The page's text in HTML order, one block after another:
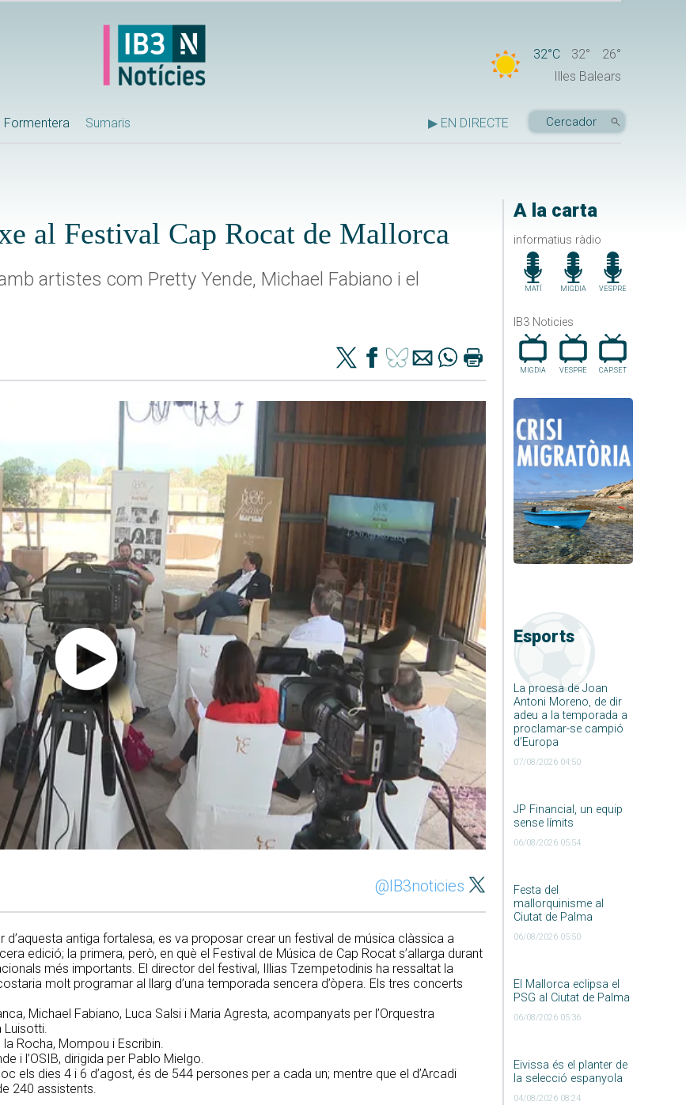
32°C 32°
26°
Illes Balears
Formentera Sumaris ▶ EN DIRECTE
A la carta
informatius ràdio
MATÍ MIGDIA VESPRE
IB3 Noticies
MIGDIA VESPRE CAP.SET
Esports
La proesa de Joan
Antoni Moreno, de dir
adeu a la temporada a
proclamar-se campió
d’Europa
07/08/2026 04:50
JP Financial, un equip
sense límits
06/08/2026 05:54
Festa del
mallorquinisme al
Ciutat de Palma
06/08/2026 05:50
El Mallorca eclipsa el
PSG al Ciutat de Palma
06/08/2026 05:36
Eivissa és el planter de
la selecció espanyola
04/08/2026 08:24
al Festival Cap Rocat de Mallorca
artistes com Pretty Yende, Michael Fabiano i el
@IB3noticies
d’aquesta antiga fortalesa, es va proposar crear un festival de música clàssica a
edició; la primera, però, en què el Festival de Música de Cap Rocat s’allarga durant
més importants. El director del festival, Illias Tzempetodinis ha ressaltat la
molt programar al llarg d’una temporada sencera d’òpera. Els tres concerts
Michael Fabiano, Luca Salsi i Maria Agresta, acompanyats per l’Orquestra
Luisotti.
Rocha, Mompou i Escribin.
i l’OSIB, dirigida per Pablo Mielgo.
els dies 4 i 6 d’agost, és de 544 persones per a cada un; mentre que el d’Arcadi
240 assistents.